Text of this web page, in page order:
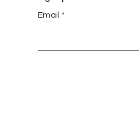
Email